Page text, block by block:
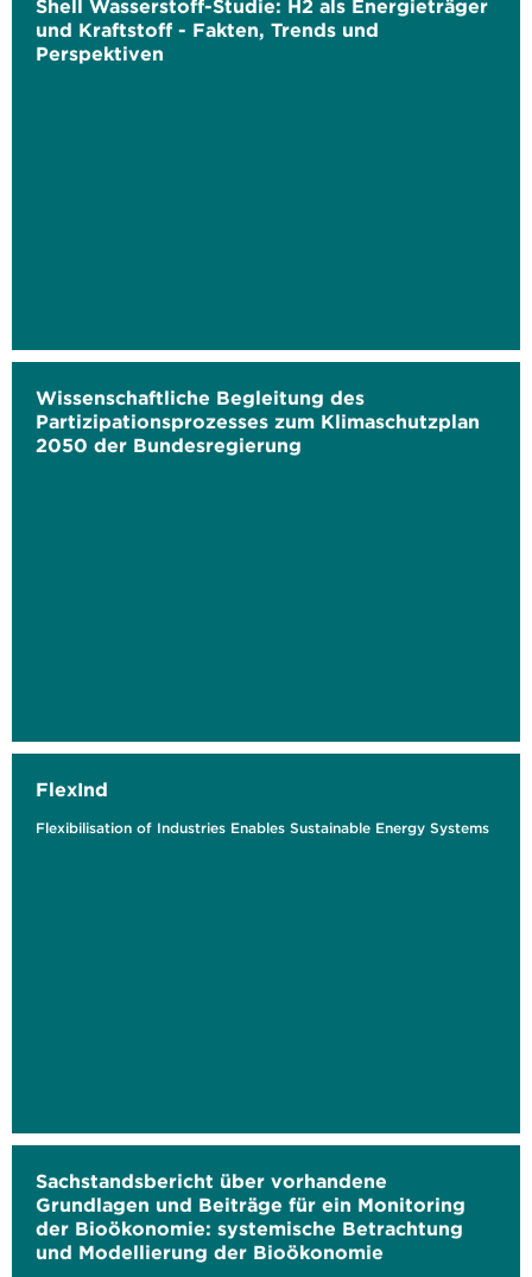
Shell Wasserstoff-Studie: H2 als Energieträger
und Kraftstoff - Fakten, Trends und
Perspektiven
Wissenschaftliche Begleitung des
Partizipationsprozesses zum Klimaschutzplan
2050 der Bundesregierung
FlexInd
Flexibilisation of Industries Enables Sustainable Energy Systems
Sachstandsbericht über vorhandene
Grundlagen und Beiträge für ein Monitoring
der Bioökonomie: systemische Betrachtung
und Modellierung der Bioökonomie